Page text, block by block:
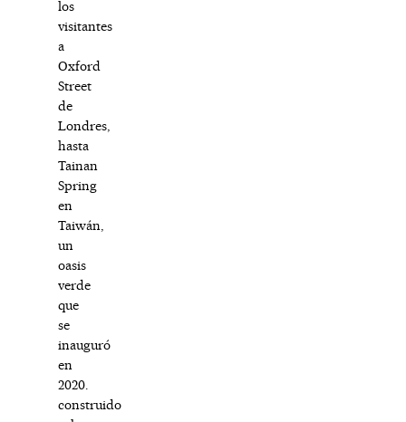
los
visitantes
a
Oxford
Street
de
Londres,
hasta
Tainan
Spring
en
Taiwán,
un
oasis
verde
que
se
inauguró
en
2020.
construido